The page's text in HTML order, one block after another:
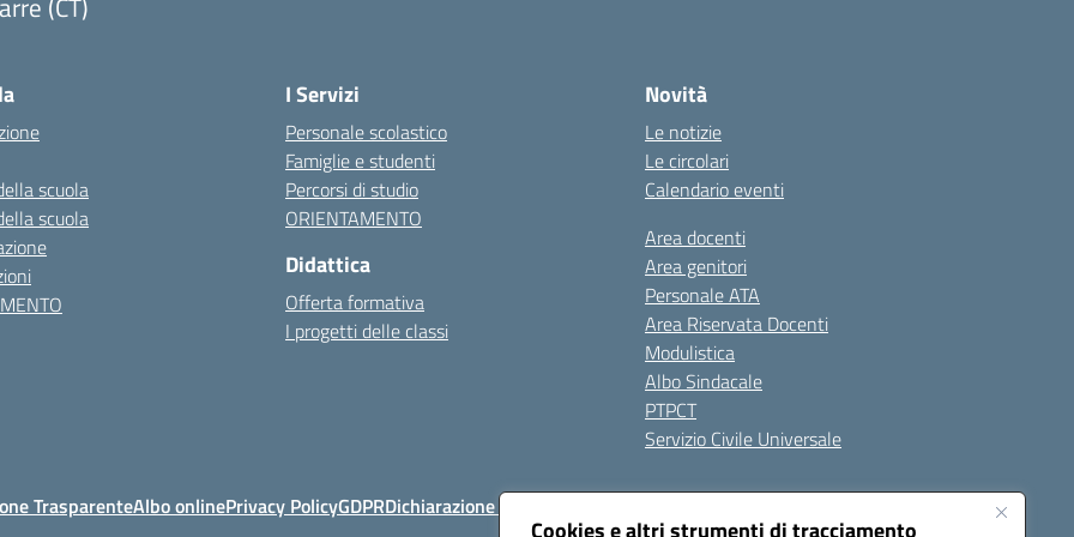
Cookies e altri strumenti di tracciamento
scuola
scuola
I Servizi
Personale scolastico
Famiglie e studenti
Percorsi di studio
ORIENTAMENTO
Didattica
Offerta formativa
I progetti delle classi
Novità
Le notizie
Le circolari
Calendario eventi
Area docenti
Area genitori
Personale ATA
Area Riservata Docenti
Modulistica
Albo Sindacale
PTPCT
Servizio Civile Universale
TrasparenteAlbo onlinePrivacy PolicyGDPRDichiarazione di accessibilità